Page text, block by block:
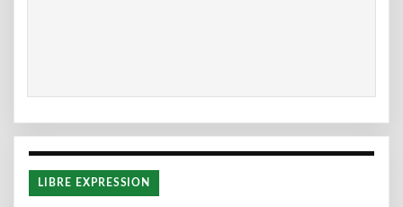
LIBRE EXPRESSION